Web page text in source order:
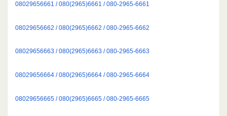
08029656661 / 080(2965)6661 / 080-2965-6661
08029656662 / 080(2965)6662 / 080-2965-6662
08029656663 / 080(2965)6663 / 080-2965-6663
08029656664 / 080(2965)6664 / 080-2965-6664
08029656665 / 080(2965)6665 / 080-2965-6665